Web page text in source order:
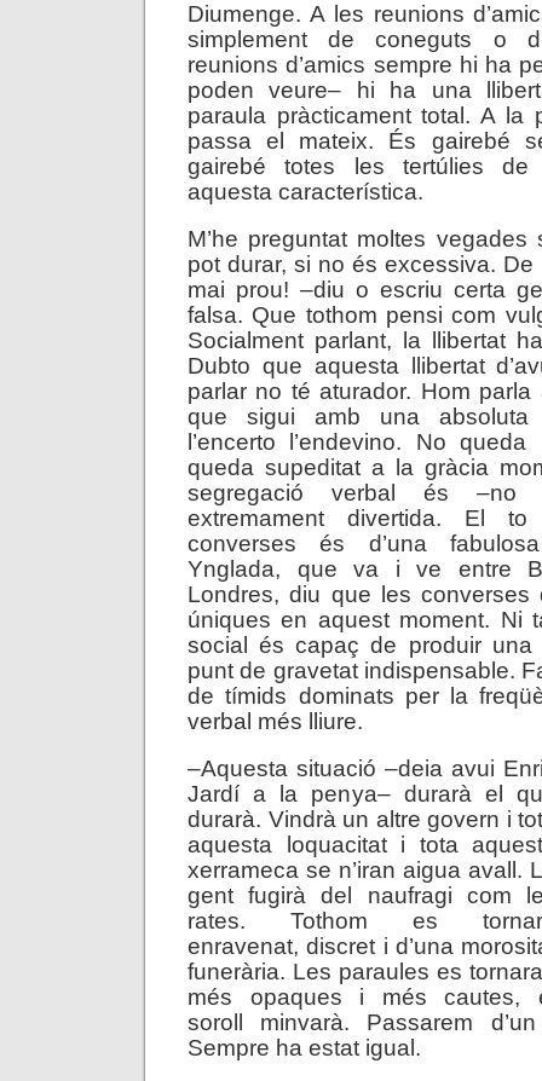
Diumenge. A les reunions
simplement de coneguts o
reunions d’amics sempre hi ha
poden veure– hi ha una
paraula pràcticament total. A la
passa el mateix. És gairebé
gairebé totes les tertúlies de
aquesta característica.
M’he preguntat moltes vegades
pot durar, si no és excessiva. De
mai prou! –diu o escriu certa
falsa. Que tothom pensi com
Socialment parlant, la llibertat
Dubto que aquesta llibertat
parlar no té aturador. Hom
que sigui amb una
l’encerto l’endevino. No
queda supeditat a la gràcia
segregació verbal és
extremament divertida. El
converses és d’una
Ynglada, que va i ve entre
Londres, diu que les converses
úniques en aquest moment. Ni
social és capaç de produir una
punt de gravetat indispensable.
de tímids dominats per la
verbal més lliure.
–Aquesta situació –deia avui
Jardí a la penya– durarà el
durarà. Vindrà un altre govern i
aquesta loquacitat i tota
xerrameca se n’iran aigua avall.
gent fugirà del naufragi com
rates. Tothom es
enravenat, discret i d’una
funerària. Les paraules es
més opaques i més cautes,
soroll minvarà. Passarem
Sempre ha estat igual.